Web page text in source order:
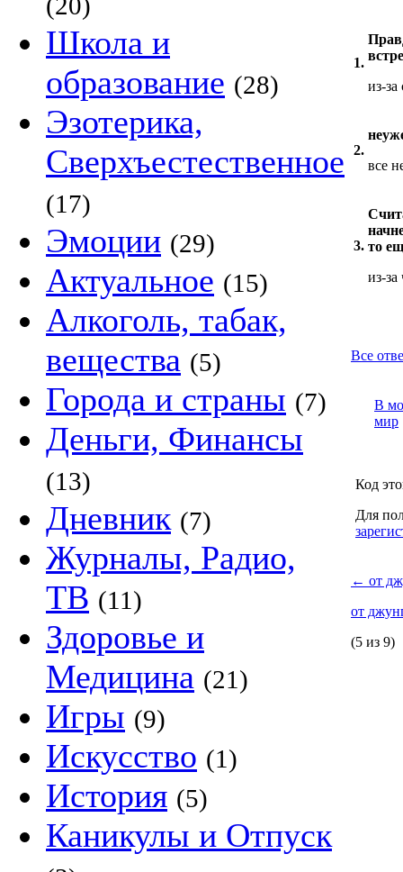
Школа и
образование (28)
Эзотерика,
Сверхъестественное
(17)
Эмоции (29)
Актуальное (15)
Алкоголь, табак,
вещества (5)
Города и страны (7)
Деньги, Финансы
(13)
Дневник (7)
Журналы, Радио,
ТВ (11)
Здоровье и
Медицина (21)
Игры (9)
Искусство (1)
История (5)
Каникулы и Отпуск
1.
из-за
2.
все
3. то
из-за
Все
В
мир
Код
Для
← от
от
(5 из 9)